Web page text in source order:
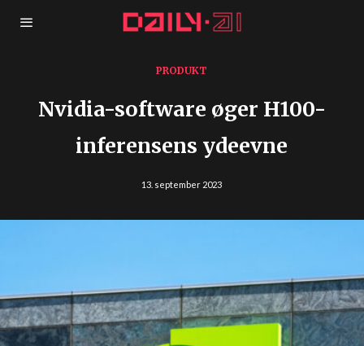
PRODUKT
Nvidia-software øger H100-
inferensens ydeevne
13. september 2023